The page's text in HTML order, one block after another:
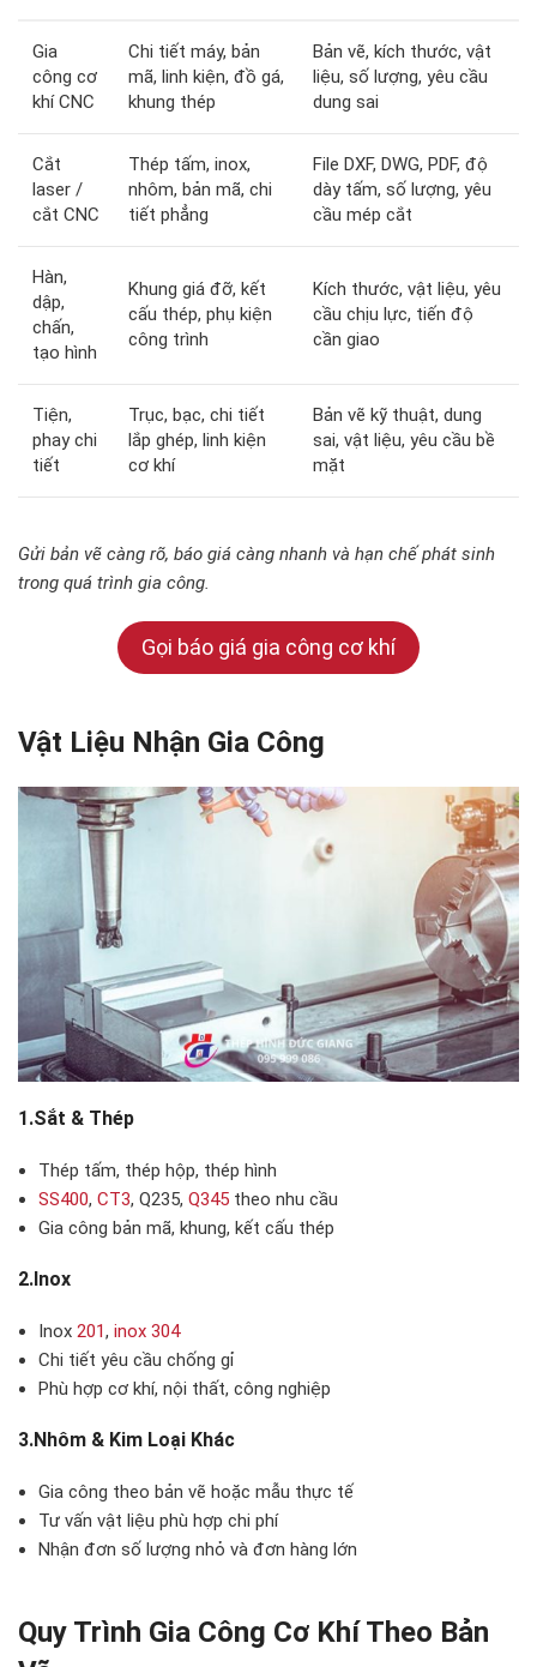
Gia
công cơ
khí CNC
Chi tiết máy, bản
mã, linh kiện, đồ gá,
khung thép
Bản vẽ, kích thước, vật
liệu, số lượng, yêu cầu
dung sai
Cắt
laser /
cắt CNC
Thép tấm, inox,
nhôm, bản mã, chi
tiết phẳng
File DXF, DWG, PDF, độ
dày tấm, số lượng, yêu
cầu mép cắt
Hàn,
dập,
chấn,
tạo hình
Khung giá đỡ, kết
cấu thép, phụ kiện
công trình
Kích thước, vật liệu, yêu
cầu chịu lực, tiến độ
cần giao
Tiện,
phay chi
tiết
Trục, bạc, chi tiết
lắp ghép, linh kiện
cơ khí
Bản vẽ kỹ thuật, dung
sai, vật liệu, yêu cầu bề
mặt
Gửi bản vẽ càng rõ, báo giá càng nhanh và hạn chế phát sinh
trong quá trình gia công.
Gọi báo giá gia công cơ khí
Vật Liệu Nhận Gia Công
1.Sắt & Thép
Thép tấm, thép hộp, thép hình
SS400, CT3, Q235, Q345 theo nhu cầu
Gia công bản mã, khung, kết cấu thép
2.Inox
Inox 201, inox 304
Chi tiết yêu cầu chống gỉ
Phù hợp cơ khí, nội thất, công nghiệp
3.Nhôm & Kim Loại Khác
Gia công theo bản vẽ hoặc mẫu thực tế
Tư vấn vật liệu phù hợp chi phí
Nhận đơn số lượng nhỏ và đơn hàng lớn
Quy Trình Gia Công Cơ Khí Theo Bản